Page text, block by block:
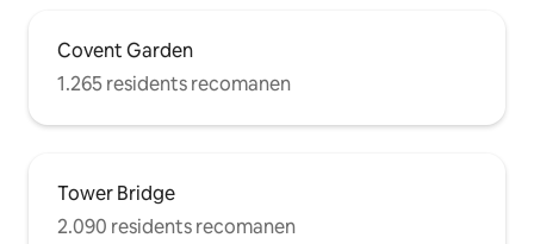
Covent Garden
1.265 residents recomanen
Tower Bridge
2.090 residents recomanen